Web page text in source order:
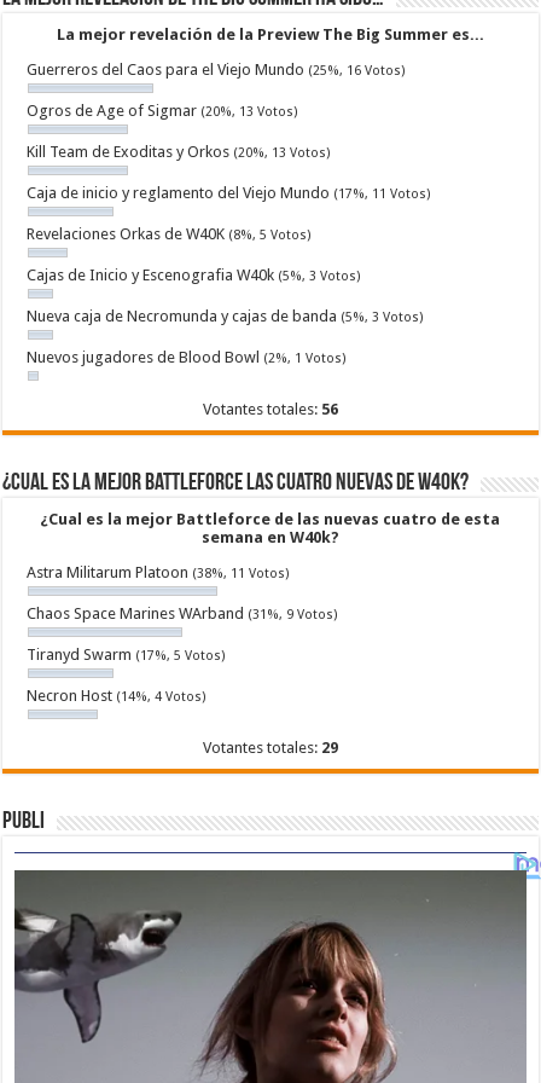
La mejor revelación de la Preview The Big Summer es...
Guerreros del Caos para el Viejo Mundo (25%, 16 Votos)
Ogros de Age of Sigmar (20%, 13 Votos)
Kill Team de Exoditas y Orkos (20%, 13 Votos)
Caja de inicio y reglamento del Viejo Mundo (17%, 11 Votos)
Revelaciones Orkas de W40K (8%, 5 Votos)
Cajas de Inicio y Escenografia W40k (5%, 3 Votos)
Nueva caja de Necromunda y cajas de banda (5%, 3 Votos)
Nuevos jugadores de Blood Bowl (2%, 1 Votos)
Votantes totales: 56
¿Cual es la mejor Battleforce las cuatro nuevas de W40k?
¿Cual es la mejor Battleforce de las nuevas cuatro de esta
semana en W40k?
Astra Militarum Platoon (38%, 11 Votos)
Chaos Space Marines WArband (31%, 9 Votos)
Tiranyd Swarm (17%, 5 Votos)
Necron Host (14%, 4 Votos)
Votantes totales: 29
Publi